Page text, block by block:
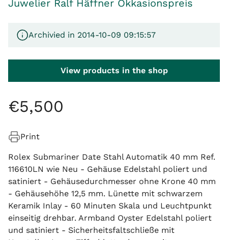
Juwelier Ralf Häffner Okkasionspreis
Archivied in 2014-10-09 09:15:57
View products in the shop
€5,500
Print
Rolex Submariner Date Stahl Automatik 40 mm Ref.
116610LN wie Neu - Gehäuse Edelstahl poliert und
satiniert - Gehäusedurchmesser ohne Krone 40 mm
- Gehäusehöhe 12,5 mm. Lünette mit schwarzem
Keramik Inlay - 60 Minuten Skala und Leuchtpunkt
einseitig drehbar. Armband Oyster Edelstahl poliert
und satiniert - Sicherheitsfaltschließe mit